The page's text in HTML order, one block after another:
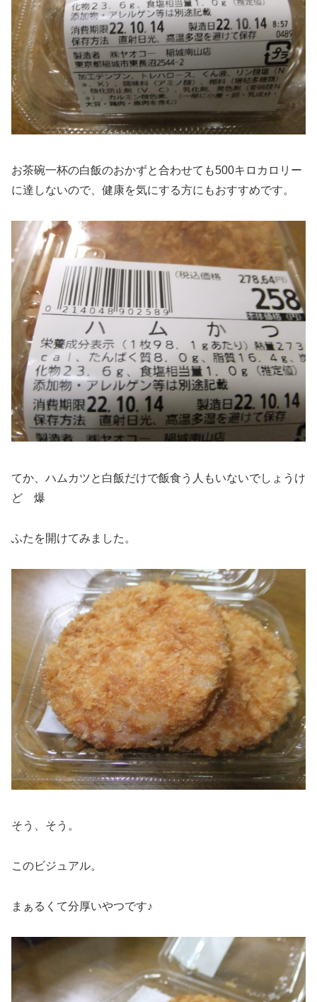
お茶碗一杯の白飯のおかずと合わせても500キロカロリー
に達しないので、健康を気にする方にもおすすめです。
てか、ハムカツと白飯だけで飯食う人もいないでしょうけ
ど 爆
ふたを開けてみました。
そう、そう。
このビジュアル。
まぁるくて分厚いやつです♪